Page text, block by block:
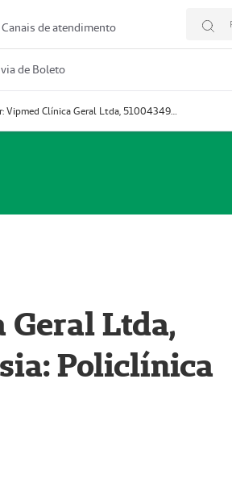
Canais de atendimento
via de Boleto
Prestador: Vipmed Clínica Geral Ltda, 51004349-0 (Nome Fantasia: Policlínica Master)
Ltda,
Policlínica